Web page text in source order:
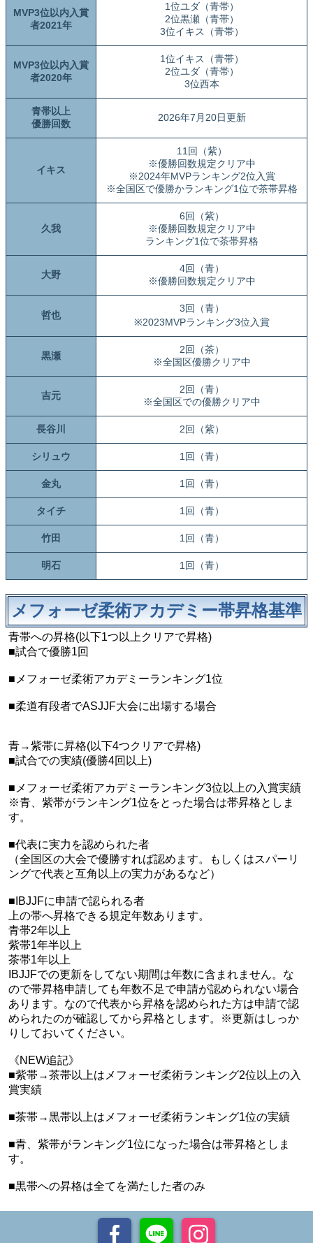
MVP3位以内入賞
者2021年
1位ユダ（青帯）
2位黒瀬（青帯）
3位イキス（青帯）
MVP3位以内入賞
者2020年
1位イキス（青帯）
2位ユダ（青帯）
3位西本
青帯以上
優勝回数
2026年7月20日更新
イキス
11回（紫）
※優勝回数規定クリア中
※2024年MVPランキング2位入賞
※全国区で優勝かランキング1位で茶帯昇格
久我
6回（紫）
※優勝回数規定クリア中
ランキング1位で茶帯昇格
大野
4回（青）
※優勝回数規定クリア中
哲也
3回（青）
※2023MVPランキング3位入賞
黒瀬
2回（茶）
※全国区優勝クリア中
吉元
2回（青）
※全国区での優勝クリア中
長谷川 2回（紫）
シリュウ 1回（青）
金丸 1回（青）
タイチ 1回（青）
竹田 1回（青）
明石 1回（青）
メフォーゼ柔術アカデミー帯昇格基準
青帯への昇格(以下1つ以上クリアで昇格)
■試合で優勝1回
■メフォーゼ柔術アカデミーランキング1位
■柔道有段者でASJJF大会に出場する場合
青→紫帯に昇格(以下4つクリアで昇格)
■試合での実績(優勝4回以上)
■メフォーゼ柔術アカデミーランキング3位以上の入賞実績
※青、紫帯がランキング1位をとった場合は帯昇格としま
す。
■代表に実力を認められた者
（全国区の大会で優勝すれば認めます。もしくはスパーリ
ングで代表と互角以上の実力があるなど）
■IBJJFに申請で認られる者
上の帯へ昇格できる規定年数あります。
青帯2年以上
紫帯1年半以上
茶帯1年以上
IBJJFでの更新をしてない期間は年数に含まれません。な
ので帯昇格申請しても年数不足で申請が認められない場合
あります。なので代表から昇格を認められた方は申請で認
められたのが確認してから昇格とします。※更新はしっか
りしておいてください。
《NEW追記》
■紫帯→茶帯以上はメフォーゼ柔術ランキング2位以上の入
賞実績
■茶帯→黒帯以上はメフォーゼ柔術ランキング1位の実績
■青、紫帯がランキング1位になった場合は帯昇格としま
す。
■黒帯への昇格は全てを満たした者のみ